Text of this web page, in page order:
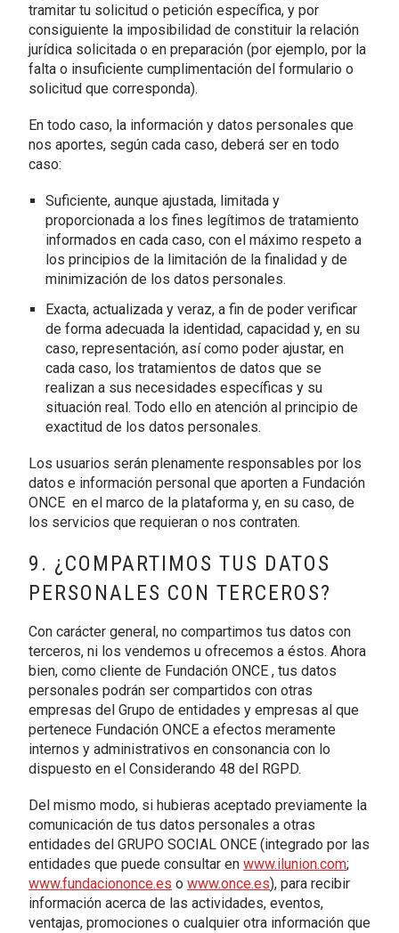
tramitar tu solicitud o petición específica, y por
consiguiente la imposibilidad de constituir la relación
jurídica solicitada o en preparación (por ejemplo, por la
falta o insuficiente cumplimentación del formulario o
solicitud que corresponda).
En todo caso, la información y datos personales que
nos aportes, según cada caso, deberá ser en todo
caso:
Suficiente, aunque ajustada, limitada y
proporcionada a los fines legítimos de tratamiento
informados en cada caso, con el máximo respeto a
los principios de la limitación de la finalidad y de
minimización de los datos personales.
Exacta, actualizada y veraz, a fin de poder verificar
de forma adecuada la identidad, capacidad y, en su
caso, representación, así como poder ajustar, en
cada caso, los tratamientos de datos que se
realizan a sus necesidades específicas y su
situación real. Todo ello en atención al principio de
exactitud de los datos personales.
Los usuarios serán plenamente responsables por los
datos e información personal que aporten a Fundación
ONCE en el marco de la plataforma y, en su caso, de
los servicios que requieran o nos contraten.
9. ¿COMPARTIMOS TUS DATOS
PERSONALES CON TERCEROS?
Con carácter general, no compartimos tus datos con
terceros, ni los vendemos u ofrecemos a éstos. Ahora
bien, como cliente de Fundación ONCE , tus datos
personales podrán ser compartidos con otras
empresas del Grupo de entidades y empresas al que
pertenece Fundación ONCE a efectos meramente
internos y administrativos en consonancia con lo
dispuesto en el Considerando 48 del RGPD.
Del mismo modo, si hubieras aceptado previamente la
comunicación de tus datos personales a otras
entidades del GRUPO SOCIAL ONCE (integrado por las
entidades que puede consultar en www.ilunion.com;
www.fundaciononce.es o www.once.es), para recibir
información acerca de las actividades, eventos,
ventajas, promociones o cualquier otra información que